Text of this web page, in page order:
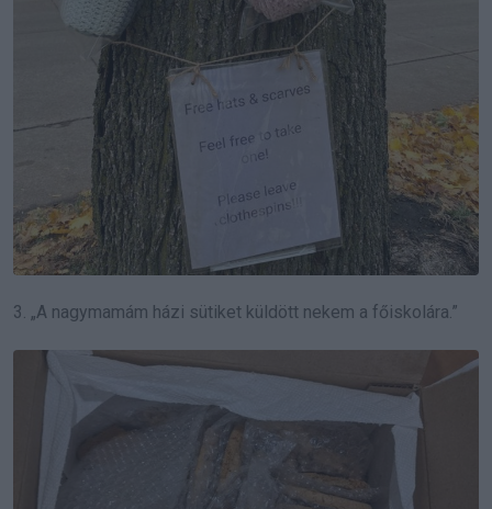
3. „A nagymamám házi sütiket küldött nekem a főiskolára.”